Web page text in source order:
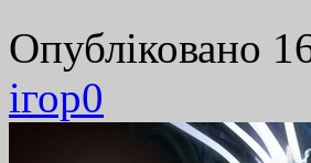
Опубліковано
ігор0